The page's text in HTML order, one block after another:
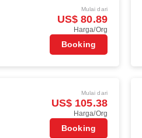
Mulai dari
US$ 80.89
Harga/Org
Booking
Mulai dari
US$ 105.38
Harga/Org
Booking